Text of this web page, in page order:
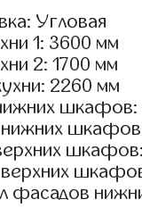
Угловая
1: 3600 мм
2: 1700 мм
2260 мм
шкафов:
нижних
верхних
фасадов